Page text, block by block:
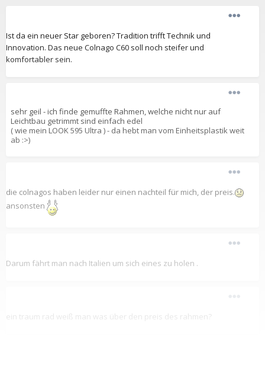
Ist da ein neuer Star geboren? Tradition trifft Technik und
Innovation. Das neue Colnago C60 soll noch steifer und
komfortabler sein.
sehr geil - ich finde gemuffte Rahmen, welche nicht nur auf
Leichtbau getrimmt sind einfach edel
( wie mein LOOK 595 Ultra ) - da hebt man vom Einheitsplastik weit
ab :>)
die colnagos haben leider nur einen nachteil für mich, der preis.
ansonsten
Darum fährt man nach Italien um sich eines zu holen .
ein traum rad weiß man was über den preis des rahmen?